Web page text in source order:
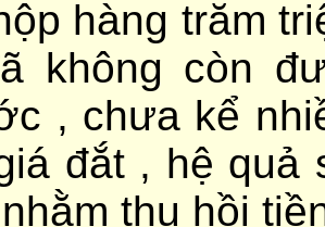
hàng trăm
không còn
, chưa kể
đắt , hệ quả
thu hồi